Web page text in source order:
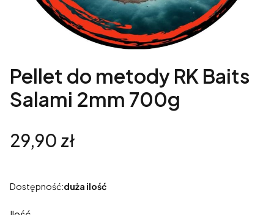
Pellet do metody RK Baits
Salami 2mm 700g
Cena
29,90 zł
Dostępność:duża ilość